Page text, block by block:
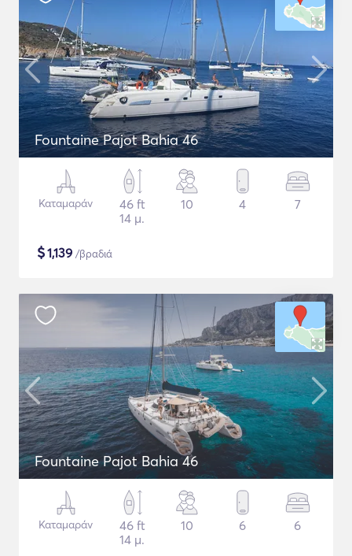
Fountaine Pajot Bahia 46
Καταμαράν
46 ft
14 μ.
10 4 7
$1,139 /βραδιά
Fountaine Pajot Bahia 46
Καταμαράν
46 ft
14 μ.
10 6 6